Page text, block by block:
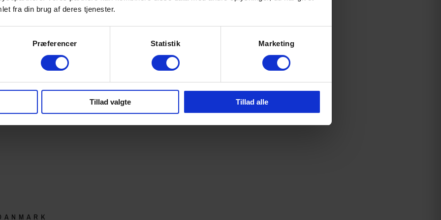
fra din brug af deres tjenester.
Præferencer Statistik Marketing
Tillad valgte Tillad alle